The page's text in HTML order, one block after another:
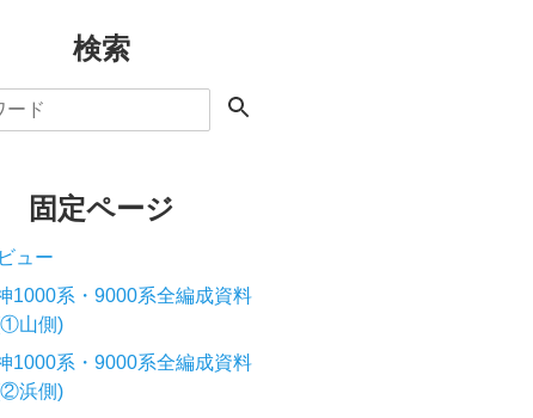
検索
固定ページ
ュー
1000系・9000系全編成資料
山側)
1000系・9000系全編成資料
浜側)